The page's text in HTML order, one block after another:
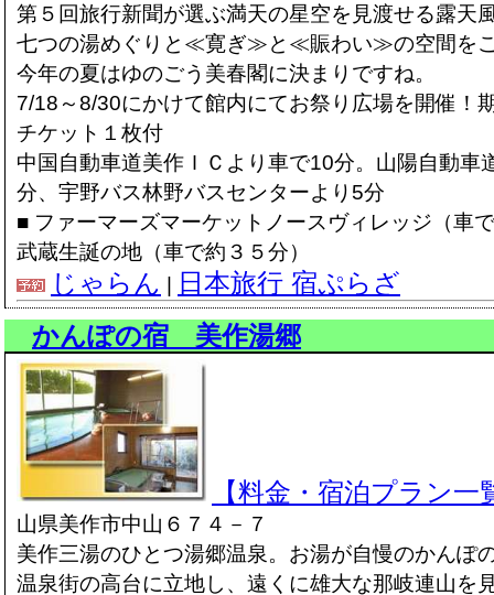
第５回旅行新聞が選ぶ満天の星空を見渡せる露天
七つの湯めぐりと≪寛ぎ≫と≪賑わい≫の空間を
今年の夏はゆのごう美春閣に決まりですね。
7/18～8/30にかけて館内にてお祭り広場を開催！
チケット１枚付
中国自動車道美作ＩＣより車で10分。山陽自動車
分、宇野バス林野バスセンターより5分
■ ファーマーズマーケットノースヴィレッジ（
武蔵生誕の地（車で約３５分）
じゃらん | 日本旅行 宿ぷらざ
かんぽの宿 美作湯郷
【料金・宿泊プラン一
山県美作市中山６７４－７
美作三湯のひとつ湯郷温泉。お湯が自慢のかんぽ
温泉街の高台に立地し、遠くに雄大な那岐連山を